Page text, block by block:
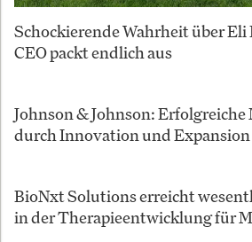
Schockierende Wahrheit über
CEO packt endlich aus
Johnson & Johnson:
durch Innovation und Expansion
BioNxt Solutions erreicht
in der Therapieentwicklung für